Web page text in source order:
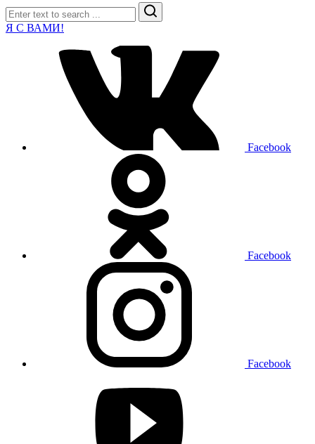
Search
Я С ВАМИ!
Facebook
Facebook
Facebook